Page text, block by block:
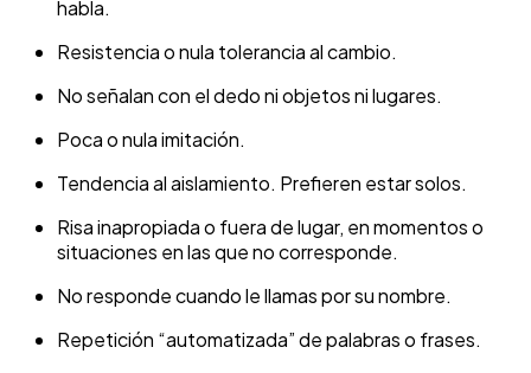
habla.
Resistencia o nula tolerancia al cambio.
No señalan con el dedo ni objetos ni lugares.
Poca o nula imitación.
Tendencia al aislamiento. Prefieren estar solos.
Risa inapropiada o fuera de lugar, en momentos o
situaciones en las que no corresponde.
No responde cuando le llamas por su nombre.
Repetición “automatizada” de palabras o frases.